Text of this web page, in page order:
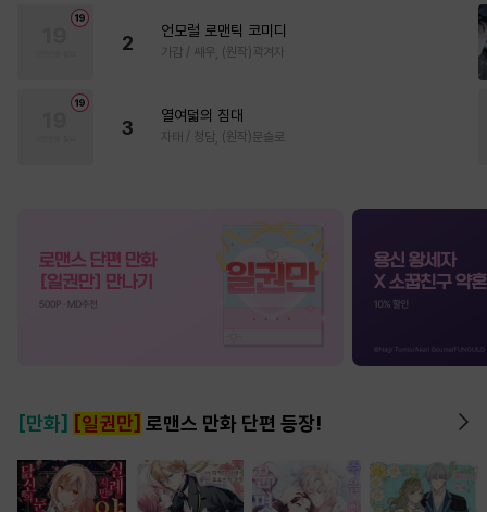
2
언모럴 로맨틱 코미디
가감 / 쌔우, (원작)곽겨자
3
열여덟의 침대
자태 / 청담, (원작)문슬로
[만화] [일권만] 로맨스 만화 단편 등장!